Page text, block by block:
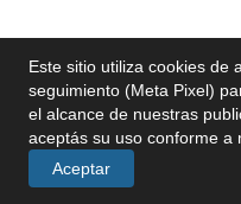
Este sitio utiliza cookies de
seguimiento (Meta Pixel)
el alcance de nuestras
aceptás su uso conforme a
Aceptar